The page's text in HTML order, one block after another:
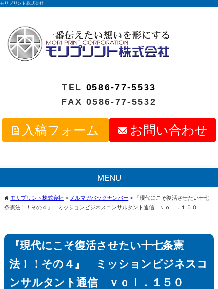
モリプリント株式会社
TEL 0586-77-5533
FAX 0586-77-5532
入稿フォーム お問い合わせ
MENU
homeモリプリント株式会社 > メルマガバックナンバー >
『現代にこそ復活させたい十七
条憲法！！その４』 ミッションビジネスコンサルタント通信 ｖｏｌ．１５０
『現代にこそ復活させたい十七条憲
法！！その４』 ミッションビジネスコ
ンサルタント通信 ｖｏｌ．１５０